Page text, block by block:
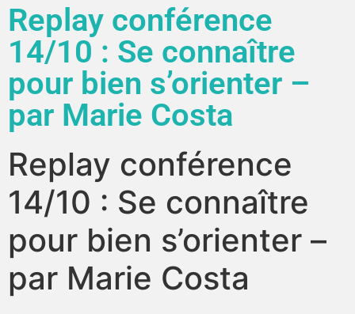
Replay conférence
14/10 : Se connaître
pour bien s’orienter –
par Marie Costa
Replay conférence
14/10 : Se connaître
pour bien s’orienter –
par Marie Costa